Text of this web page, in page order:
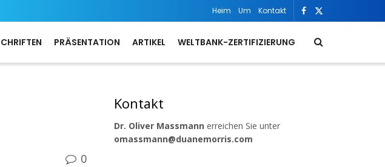
Heim Um Kontakt
PRÄSENTATION ARTIKEL WELTBANK-ZERTIFIZIERUNG
0
Kontakt
Dr. Oliver Massmann erreichen Sie unter
omassmann@duanemorris.com